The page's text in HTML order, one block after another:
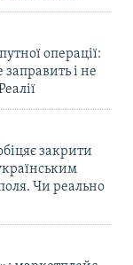
операції:
і не
закрити
Чи реально